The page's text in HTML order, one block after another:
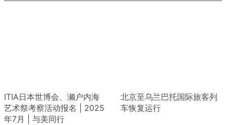
ITIA日本世博会、濑户内海
艺术祭考察活动报名 | 2025
年7月 | 与美同行
北京至乌兰巴托国际旅客列
车恢复运行